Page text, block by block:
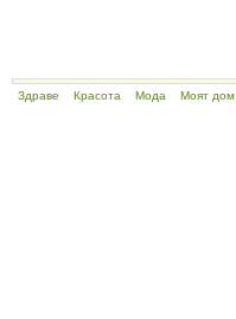
Здраве Красота Мода Моят дом